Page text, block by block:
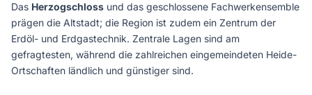
Das Herzogschloss und das geschlossene Fachwerkensemble
prägen die Altstadt; die Region ist zudem ein Zentrum der
Erdöl- und Erdgastechnik. Zentrale Lagen sind am
gefragtesten, während die zahlreichen eingemeindeten Heide-
Ortschaften ländlich und günstiger sind.